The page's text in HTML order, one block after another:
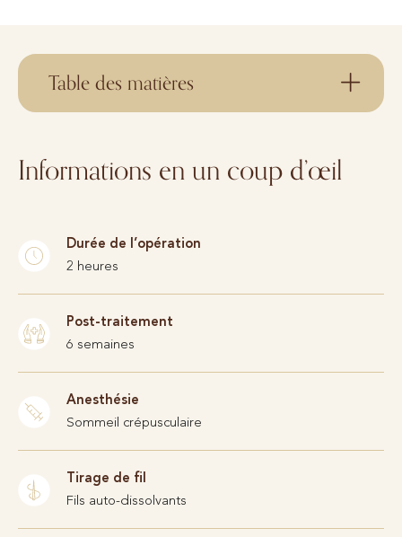
Table des matières
Informations en un coup d’œil
Durée de l’opération
2 heures
Post-traitement
6 semaines
Anesthésie
Sommeil crépusculaire
Tirage de fil
Fils auto-dissolvants